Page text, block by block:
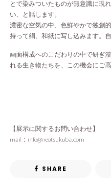
とで染みついたものが無意識に現
い、と話します。
濃密な空気の中、色鮮やかで独創
持って絹、和紙に写し込みます。
画面構成へのこだわりの中で研ぎ
れる生き物たちを、この機会にご
【展示に関するお問い合わせ】
mail：info@neotsukuba.com
SHARE